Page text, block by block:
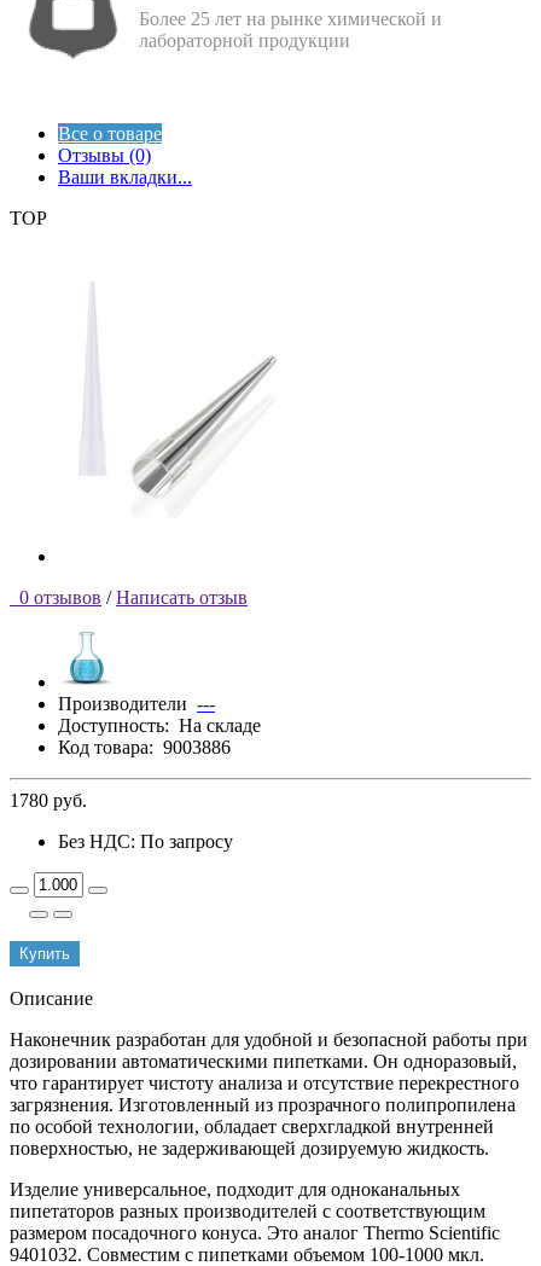
Более 25 лет на рынке химической и
лабораторной продукции
Все о товаре
Отзывы (0)
Ваши вкладки...
TOP
0 отзывов / Написать отзыв
Производители ---
Доступность: На складе
Код товара: 9003886
1780 руб.
Без НДС: По запросу
Купить
Описание
Наконечник разработан для удобной и безопасной работы при
дозировании автоматическими пипетками. Он одноразовый,
что гарантирует чистоту анализа и отсутствие перекрестного
загрязнения. Изготовленный из прозрачного полипропилена
по особой технологии, обладает сверхгладкой внутренней
поверхностью, не задерживающей дозируемую жидкость.
Изделие универсальное, подходит для одноканальных
пипетаторов разных производителей с соответствующим
размером посадочного конуса. Это аналог Thermo Scientific
9401032. Совместим с пипетками объемом 100-1000 мкл.